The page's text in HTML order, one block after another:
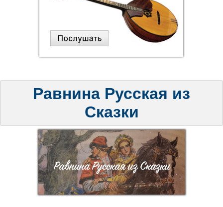
Равнина Русская из
Сказки